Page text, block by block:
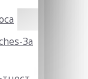
За